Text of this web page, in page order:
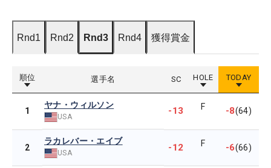
Rnd1 Rnd2 Rnd3 Rnd4 獲得賞金
順位 選手名 SC HOLE TODAY
1
ヤナ・ウィルソン
USA
-13 F -8(64)
2
ラカレバー・エイブ
USA -12 F -6(66)